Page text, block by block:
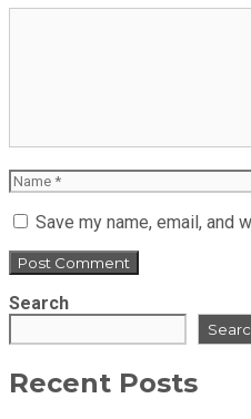
Name
Save my name, email, and
Search
Recent Posts